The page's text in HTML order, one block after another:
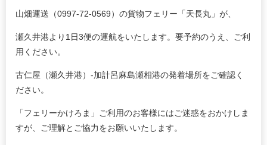
山畑運送（0997-72-0569）の貨物フェリー「天長丸」が、
瀬久井港より1日3便の運航をいたします。要予約のうえ、ご利
用ください。
古仁屋（瀬久井港）-加計呂麻島瀬相港の発着場所をご確認く
ださい。
「フェリーかけろま」ご利用のお客様にはご迷惑をおかけしま
すが、ご理解とご協力をお願いいたします。